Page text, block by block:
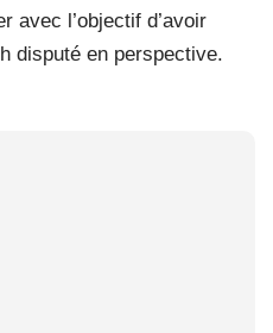
avec l’objectif d’avoir
disputé en perspective.